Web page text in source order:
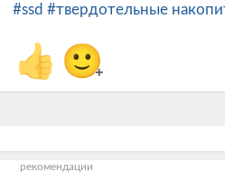
#ssd #твердотельные
👍 🙂+
рекомендации